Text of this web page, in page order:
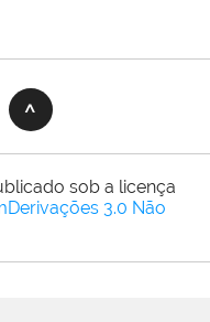
sob a licença
3.0 Não